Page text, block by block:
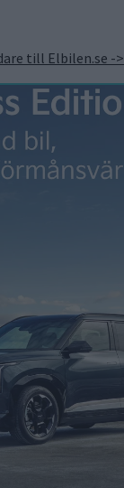
till Elbilen.se ->
kostar